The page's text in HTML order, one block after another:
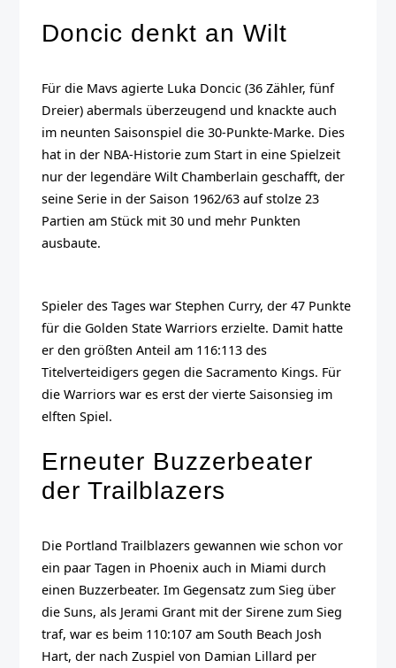
Doncic denkt an Wilt
Für die Mavs agierte Luka Doncic (36 Zähler, fünf
Dreier) abermals überzeugend und knackte auch
im neunten Saisonspiel die 30-Punkte-Marke. Dies
hat in der NBA-Historie zum Start in eine Spielzeit
nur der legendäre Wilt Chamberlain geschafft, der
seine Serie in der Saison 1962/63 auf stolze 23
Partien am Stück mit 30 und mehr Punkten
ausbaute.
Spieler des Tages war Stephen Curry, der 47 Punkte
für die Golden State Warriors erzielte. Damit hatte
er den größten Anteil am 116:113 des
Titelverteidigers gegen die Sacramento Kings. Für
die Warriors war es erst der vierte Saisonsieg im
elften Spiel.
Erneuter Buzzerbeater
der Trailblazers
Die Portland Trailblazers gewannen wie schon vor
ein paar Tagen in Phoenix auch in Miami durch
einen Buzzerbeater. Im Gegensatz zum Sieg über
die Suns, als Jerami Grant mit der Sirene zum Sieg
traf, war es beim 110:107 am South Beach Josh
Hart, der nach Zuspiel von Damian Lillard per